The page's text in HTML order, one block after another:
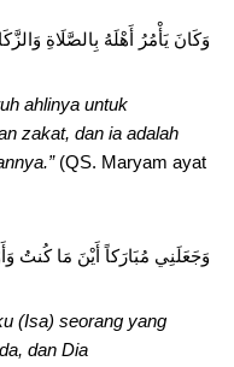
وَكَانَ يَأْمُرُ أَهْلَهُ بِالصَّلَاةِ
ahlinya untuk
zakat, dan ia adalah
(QS. Maryam ayat
وَجَعَلَنِي مُبَارَكاً أَيْنَ مَا كُنتُ
(Isa) seorang yang
dan Dia